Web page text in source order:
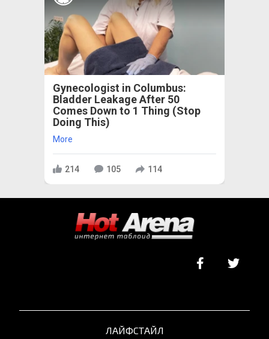
Gynecologist in Columbus:
Bladder Leakage After 50
Comes Down to 1 Thing (Stop
Doing This)
More
214 105 114
ЛАЙФСТАЙЛ